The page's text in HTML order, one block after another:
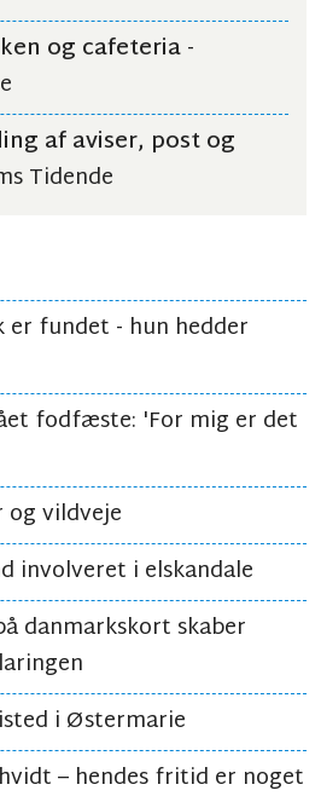
og cafeteria-
af aviser, post og
Tidende
er fundet - hun hedder
fodfæste: 'For mig er det
og vildveje
involveret i elskandale
danmarkskort skaber
i Østermarie
– hendes fritid er noget